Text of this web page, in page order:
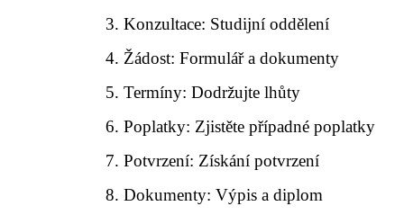
Konzultace: Studijní oddělení
Žádost: Formulář a dokumenty
Termíny: Dodržujte lhůty
Poplatky: Zjistěte případné poplatky
Potvrzení: Získání potvrzení
Dokumenty: Výpis a diplom